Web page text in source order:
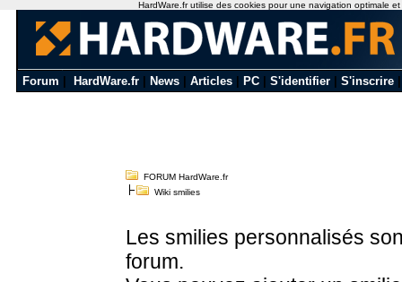
Forum HardWare.fr News Articles PC S'identifier S'inscrire
FORUM HardWare.fr
Wiki smilies
Les smilies personnalisés
forum.
HardWare.fr utilise des cookies pour une navigation optimale